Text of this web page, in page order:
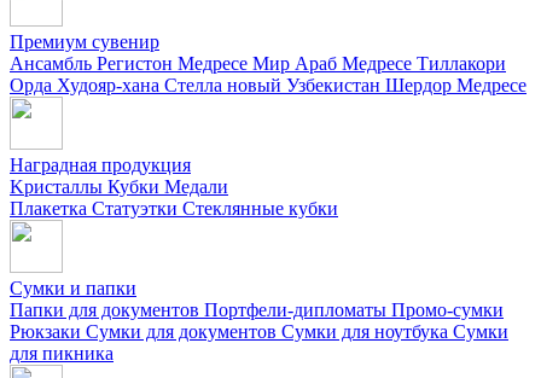
Премиум сувенир
Ансамбль Регистон Медресе Мир Араб Медресе Тиллакори
Орда Худояр-хана Стелла новый Узбекистан Шердор Медресе
Наградная продукция
Kристаллы Кубки Медали
Плакетка Статуэтки Стеклянные кубки
Сумки и папки
Папки для документов Портфели-дипломаты Промо-сумки
Рюкзаки Сумки для документов Сумки для ноутбука Сумки
для пикника